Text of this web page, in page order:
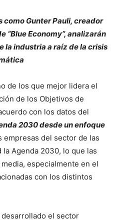
Gunter Pauli, creador
“Blue Economy”, analizarán
la industria a raíz de la crisis
de los que mejor lidera el
de los Objetivos de
con los datos del
2030 desde un enfoque
empresas del sector de las
Agenda 2030, lo que las
especialmente en el
con los distintos
el sector